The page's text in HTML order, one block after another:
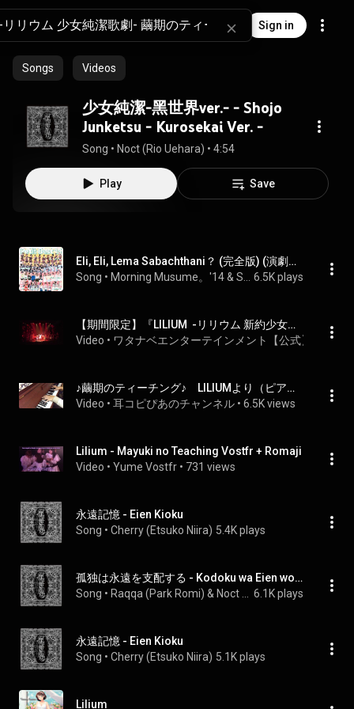
Sign in
Songs Videos
少女純潔-黑世界ver.- - Shojo
Junketsu - Kurosekai Ver. -
Song • Noct (Rio Uehara) • 4:54
Play Save
Eli, Eli, Lema Sabachthani？ (完全版) (演劇女子部 ミュージカル「LILIUM-リリウム 少女純潔歌劇-」より)
Song • 6.5K plays
【期間限定】『LILIUM  -リリウム 新約少女純潔歌劇- 』初日公演全景キャストパレード
Video • ワタナベエンターテインメント【公式】 125K
♪繭期のティーチング♪　LILIUMより（ピアノ耳コピ）
Video • 耳コピぴあのチャンネル • 6.5K views
Lilium - Mayuki no Teaching Vostfr + Romaji
Video • Yume Vostfr • 731 views
永遠記憶 - Eien Kioku
Song • Cherry (Etsuko Niira) 5.4K plays
孤独は永遠を支配する - Kodoku wa Eien wo Shihai Suru
Song • 6.1K plays
永遠記憶 - Eien Kioku
Song • Cherry (Etsuko Niira) 5.1K plays
Lilium